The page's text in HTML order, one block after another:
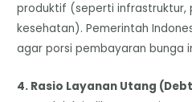
produktif (seperti infrastruktur,
kesehatan). Pemerintah
agar porsi pembayaran bunga
4. Rasio Layanan Utang